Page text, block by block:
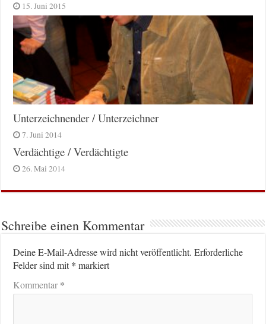
15. Juni 2015
Unterzeichnender / Unterzeichner
7. Juni 2014
Verdächtige / Verdächtigte
26. Mai 2014
Schreibe einen Kommentar
Deine E-Mail-Adresse wird nicht veröffentlicht. Erforderliche
Felder sind mit* markiert
Kommentar*